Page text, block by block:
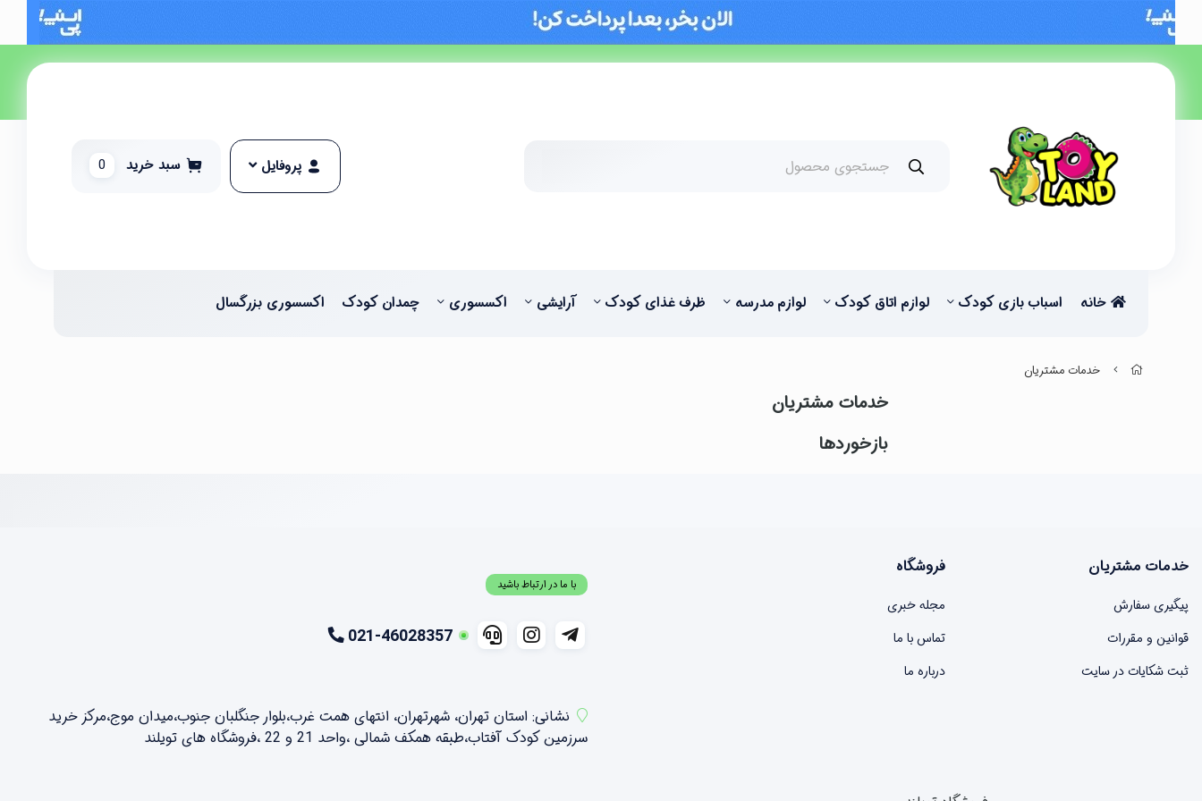
پروفایل سبد خرید 0
خانه اسباب بازی کودک لوازم اتاق کودک لوازم مدرسه ظرف غذای کودک آرایشی اکسسوری چمدان کودک اکسسوری بزرگسال
خدمات مشتریان
خدمات مشتریان
بازخوردها
خدمات مشتریان
پیگیری سفارش
قوانین و مقررات
ثبت شکایات در سایت
فروشگاه
مجله خبری
تماس با ما
درباره ما
با ما در ارتباط باشید
021-46028357
نشانی: استان تهران، شهرتهران، انتهای همت غرب،بلوار جنگلبان جنوب،میدان موج،مرکز خرید
سرزمین کودک آفتاب،طبقه همکف شمالی ،واحد 21 و 22 ،فروشگاه های تویلند